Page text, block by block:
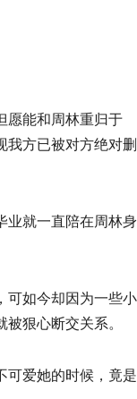
愿能和周林重归于
我方已被对方绝对删
业就一直陪在周林身
可如今却因为一些小
狠心断交关系。
可爱她的时候，竟是